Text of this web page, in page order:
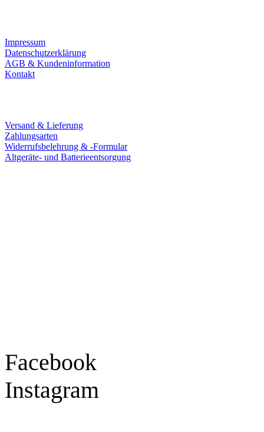
Impressum
Datenschutzerklärung
AGB & Kundeninformation
Kontakt
Versand & Lieferung
Zahlungsarten
Widerrufsbelehrung & -Formular
Altgeräte- und Batterieentsorgung
Facebook
Instagram